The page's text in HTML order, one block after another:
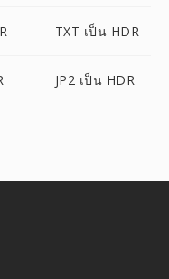
TXT เป็น HDR
JP2 เป็น HDR